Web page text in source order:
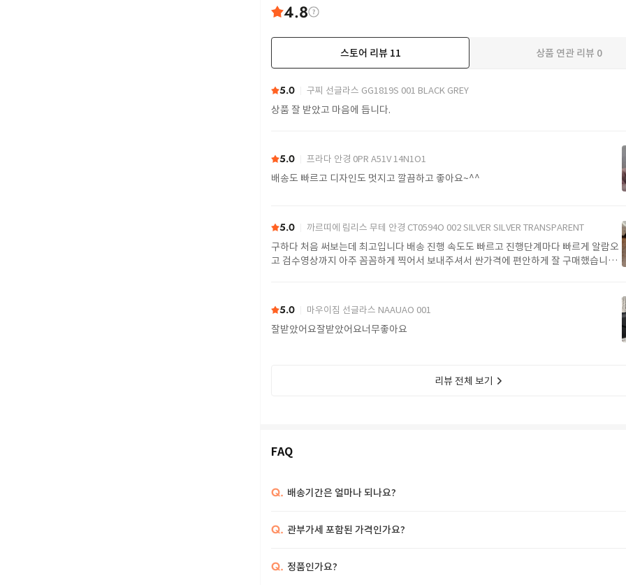
4.8
스토어 리뷰 11 상품 연관 리뷰 0
5.0 구찌 선글라스 GG1819S 001 BLACK GREY
상품 잘 받았고 마음에 듭니다.
5.0 프라다 안경 0PR A51V 14N1O1
배송도 빠르고 디자인도 멋지고 깔끔하고 좋아요~^^
5.0 까르띠에 림리스 무테 안경 CT0594O 002 SILVER SILVER TRANSPARENT
구하다 처음 써보는데 최고입니다 배송 진행 속도도 빠르고 진행단계마다 빠르게 알람오
고 검수영상까지 아주 꼼꼼하게 찍어서 보내주셔서 싼가격에 편안하게 잘 구매했습니다.
5.0 마우이짐 선글라스 NAAUAO 001
잘받았어요잘받았어요너무좋아요
리뷰 전체 보기
FAQ
Q. 배송기간은 얼마나 되나요?
Q. 관부가세 포함된 가격인가요?
Q. 정품인가요?